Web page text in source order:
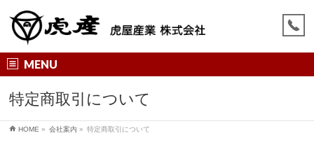
MENU
特定商取引について
HOME » 会社案内 » 特定商取引について